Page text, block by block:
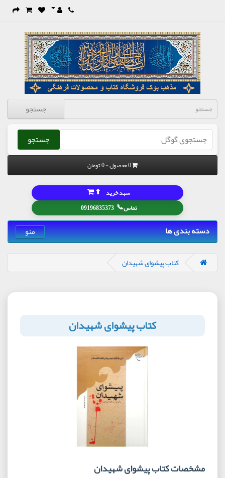
جستجو
جستجو
0 محصول - 0 تومان
تماس📞
09196835373
سبد خرید ⬆
دسته بندی ها منو
کتاب پیشوای شهیدان
کتاب پیشوای شهیدان
مشخصات کتاب پیشوای شهیدان